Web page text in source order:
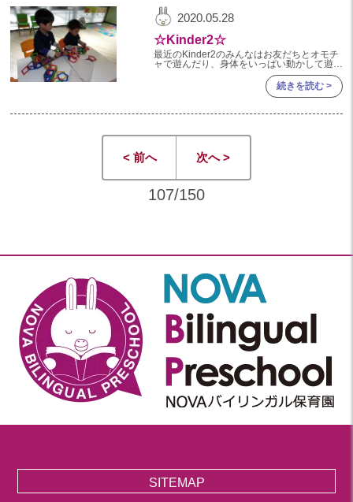
2021年 02月(18)
2021年 01月(19)
2020
2020年 11月(19)
2020年 03月(19)
2020年 02月(16)
2020年 01月(19)
2019
2019年 12月(20)
2019年 11月(20)
2019年 10月(21)
2019年 08月(20)
2019年 07月(22)
2020.05.28
☆Kinder2☆
最近のKinder2のみんなはお友だちとオモチ
ャで遊んだり、身体をいっぱい動かして遊ん
だりしています！ パズルやマグネットのお
もちゃも頭を使って上手に組み立てることが
続きを読む >
< 前へ 次へ >
107/150
SITEMAP